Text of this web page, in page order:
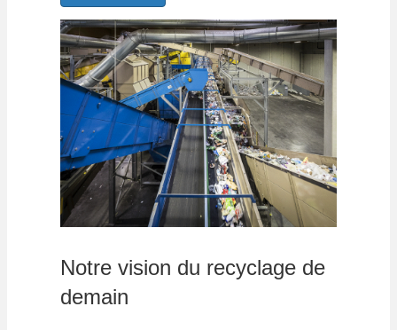
Notre vision du recyclage de
demain